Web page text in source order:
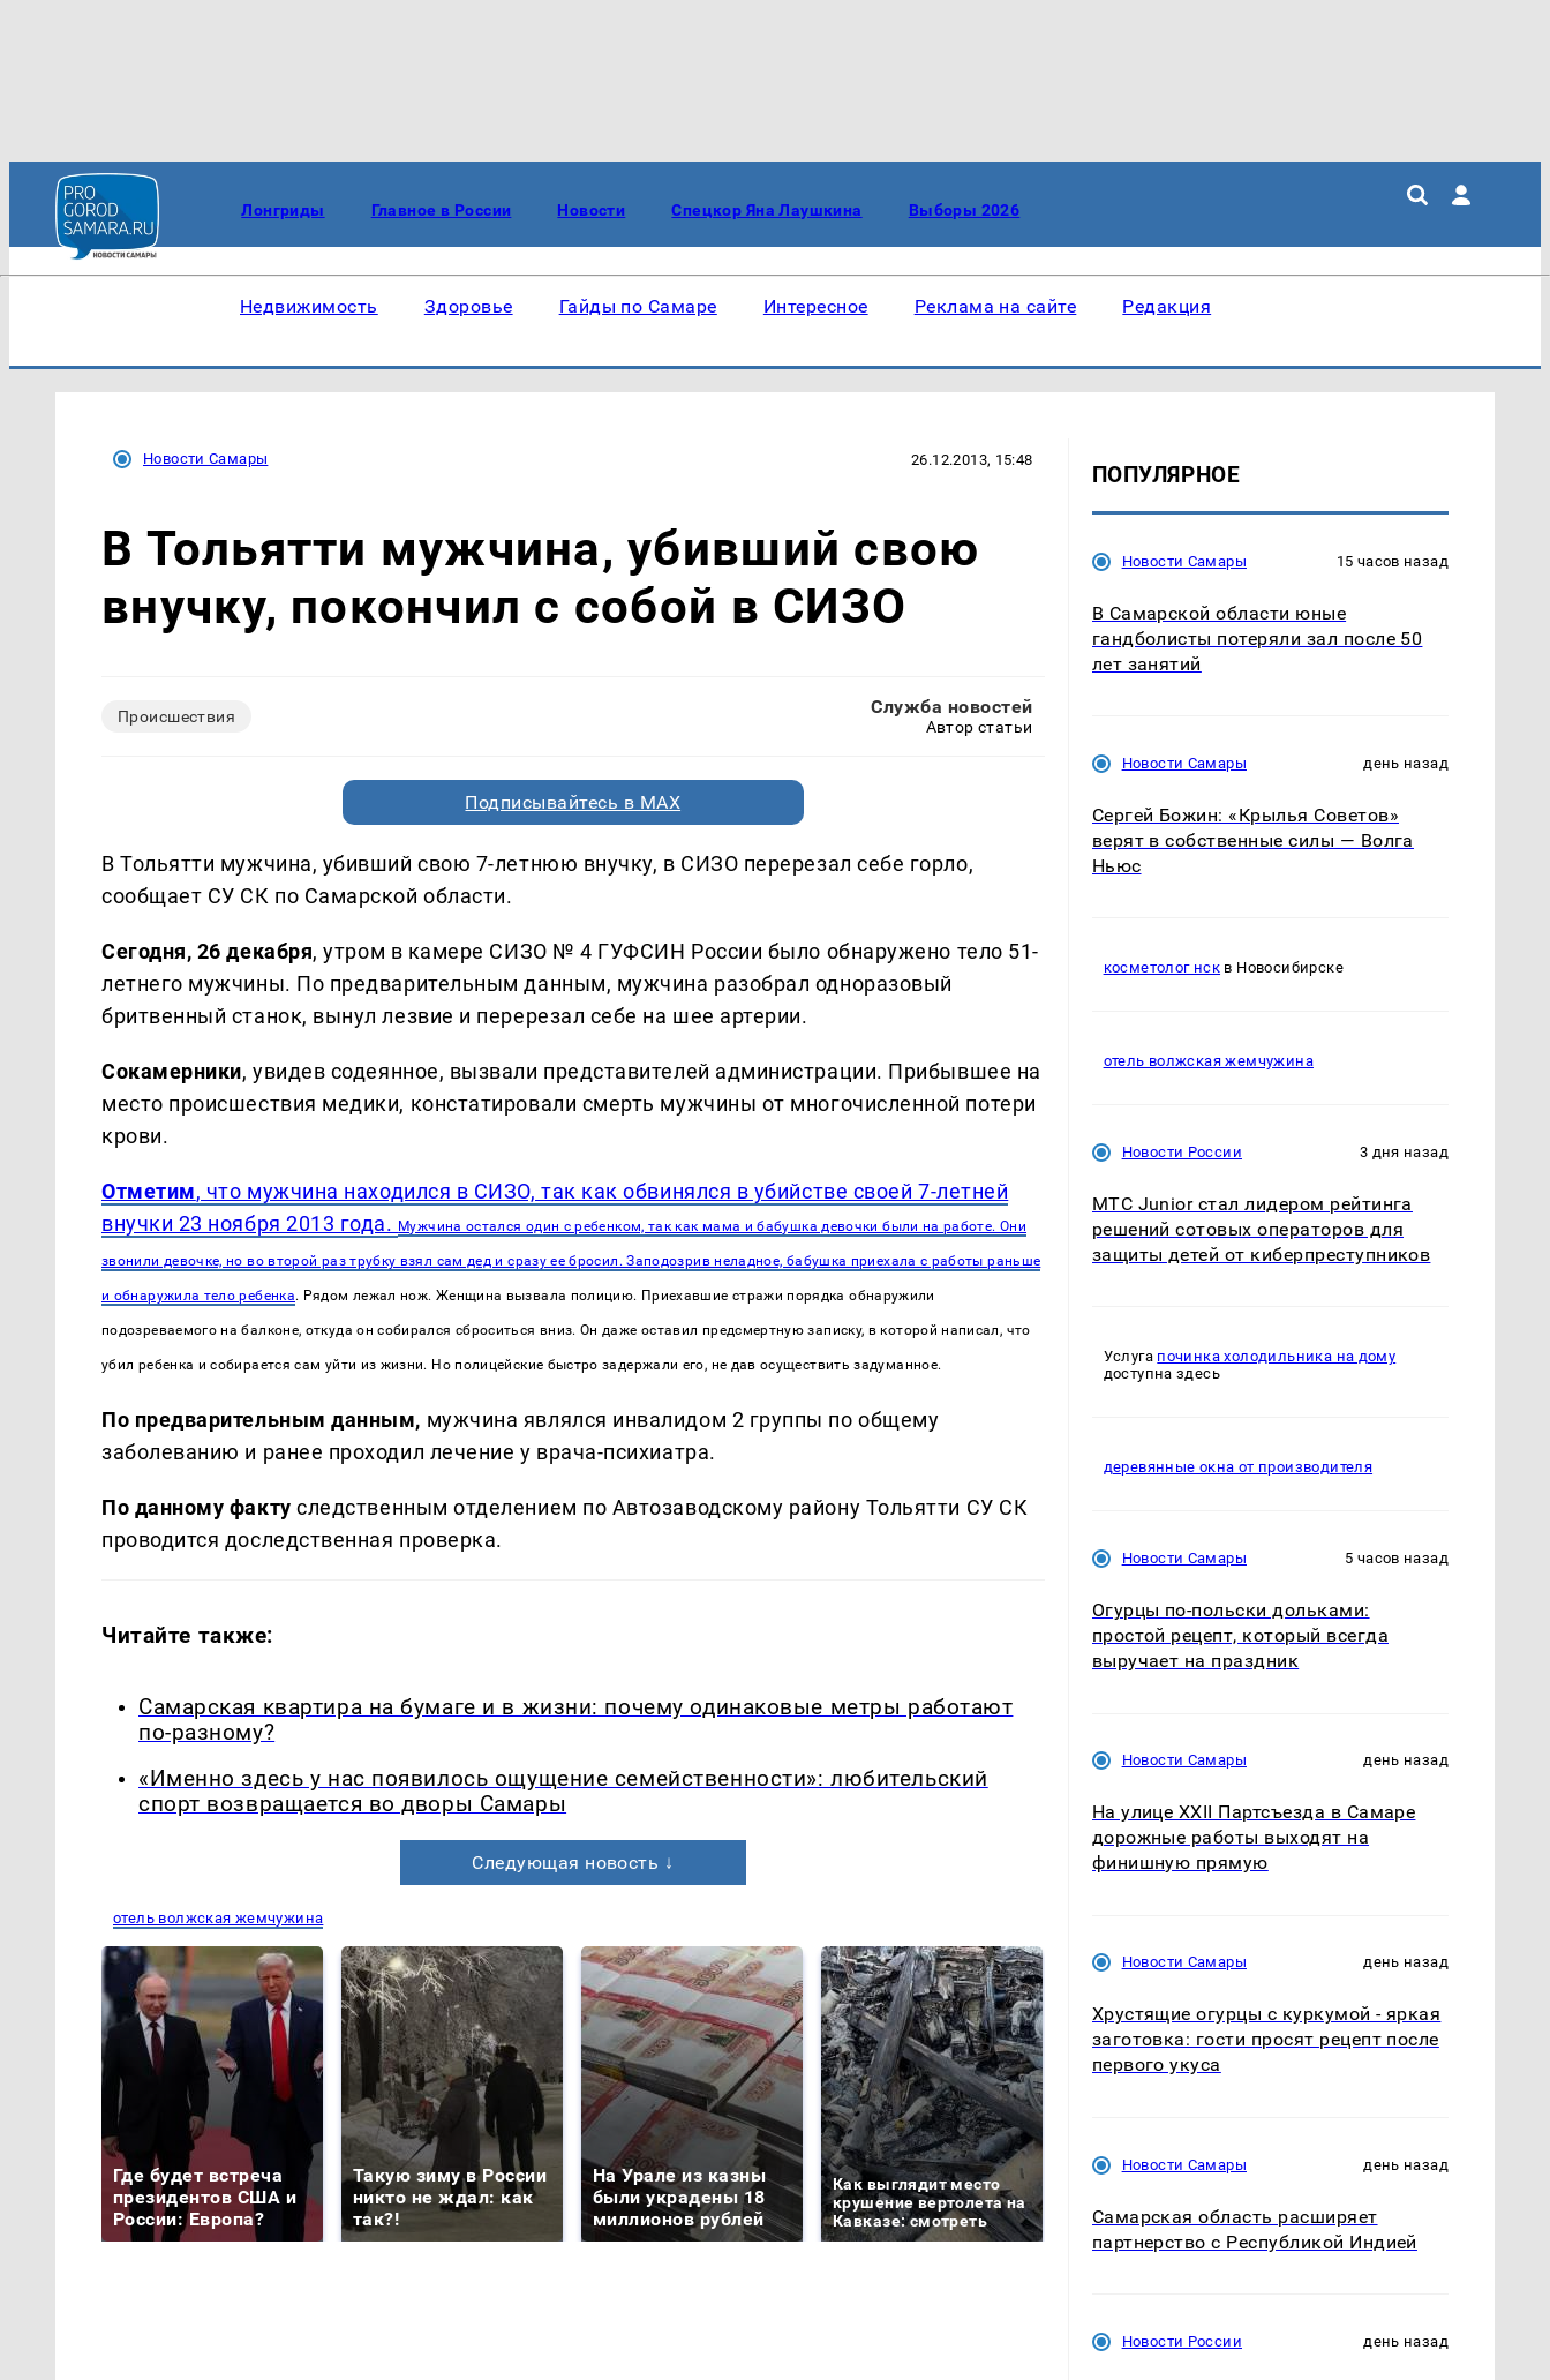
Лонгриды Главное в России Новости Спецкор Яна Лаушкина Выборы 2026
Недвижимость Здоровье Гайды по Самаре Интересное Реклама на сайте Редакция
Новости Самары 26.12.2013, 15:48
В Тольятти мужчина, убивший свою
внучку, покончил с собой в СИЗО
Происшествия Служба новостей
Автор статьи
Подписывайтесь в MAX
В Тольятти мужчина, убивший свою 7-летнюю внучку, в СИЗО перерезал себе горло,
сообщает СУ СК по Самарской области.
Сегодня, 26 декабря, утром в камере СИЗО № 4 ГУФСИН России было обнаружено тело 51-
летнего мужчины. По предварительным данным, мужчина разобрал одноразовый
бритвенный станок, вынул лезвие и перерезал себе на шее артерии.
Сокамерники, увидев содеянное, вызвали представителей администрации. Прибывшее на
место происшествия медики, констатировали смерть мужчины от многочисленной потери
крови.
Отметим, что мужчина находился в СИЗО, так как обвинялся в убийстве своей 7-летней
внучки 23 ноября 2013 года. Мужчина остался один с ребенком, так как мама и бабушка девочки были на работе. Они
звонили девочке, но во второй раз трубку взял сам дед и сразу ее бросил. Заподозрив неладное, бабушка приехала с работы раньше
и обнаружила тело ребенка. Рядом лежал нож. Женщина вызвала полицию. Приехавшие стражи порядка обнаружили
подозреваемого на балконе, откуда он собирался сброситься вниз. Он даже оставил предсмертную записку, в которой написал, что
убил ребенка и собирается сам уйти из жизни. Но полицейские быстро задержали его, не дав осуществить задуманное.
По предварительным данным, мужчина являлся инвалидом 2 группы по общему
заболеванию и ранее проходил лечение у врача-психиатра.
По данному фактуследственным отделением по Автозаводскому району Тольятти СУ СК
проводится доследственная проверка.
Читайте также:
Самарская квартира на бумаге и в жизни: почему одинаковые метры работают
по-разному?
«Именно здесь у нас появилось ощущение семейственности»: любительский
спорт возвращается во дворы Самары
Следующая новость ↓
отель волжская жемчужина
Где будет встреча
президентов США и
России: Европа?
Такую зиму в России
никто не ждал: как
так?!
На Урале из казны
были украдены 18
миллионов рублей
Как выглядит место
крушение вертолета на
Кавказе: смотреть
Не ешьте эту
магазина: список
В ОАЭ произошло
криптомиллионера
ПОПУЛЯРНОЕ
Новости Самары 15 часов назад
В Самарской области юные
гандболисты потеряли зал после 50
лет занятий
Новости Самары день назад
Сергей Божин: «Крылья Советов»
верят в собственные силы — Волга
Ньюс
косметолог нск в Новосибирске
отель волжская жемчужина
Новости России 3 дня назад
МТС Junior стал лидером рейтинга
решений сотовых операторов для
защиты детей от киберпреступников
Услуга починка холодильника на дому
доступна здесь
деревянные окна от производителя
Новости Самары 5 часов назад
Огурцы по‑польски дольками:
простой рецепт, который всегда
выручает на праздник
Новости Самары день назад
На улице XXII Партсъезда в Самаре
дорожные работы выходят на
финишную прямую
Новости Самары день назад
Хрустящие огурцы с куркумой - яркая
заготовка: гости просят рецепт после
первого укуса
Новости Самары день назад
Самарская область расширяет
партнерство с Республикой Индией
Новости России день назад